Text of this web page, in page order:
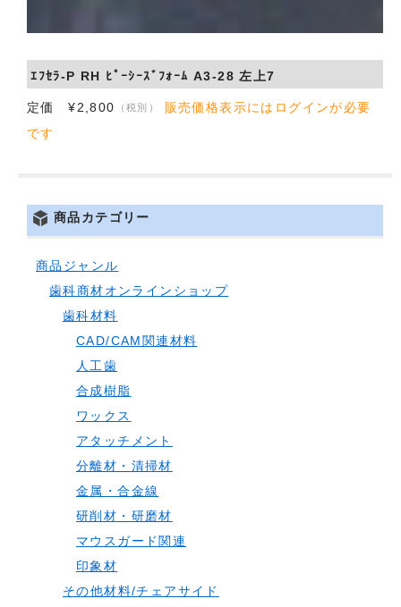
ｴﾌｾﾗ-P RH ﾋﾟｰｼｰｽﾞﾌｫｰﾑ A3-28 左上7
定価 ¥2,800 （税別）
販売価格表示にはログインが必要
です
商品カテゴリー
商品ジャンル
歯科商材オンラインショップ
歯科材料
CAD/CAM関連材料
人工歯
合成樹脂
ワックス
アタッチメント
分離材・清掃材
金属・合金線
研削材・研磨材
マウスガード関連
印象材
その他材料/チェアサイド